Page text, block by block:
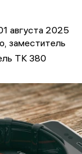
августа 2025
заместитель
ТК 380